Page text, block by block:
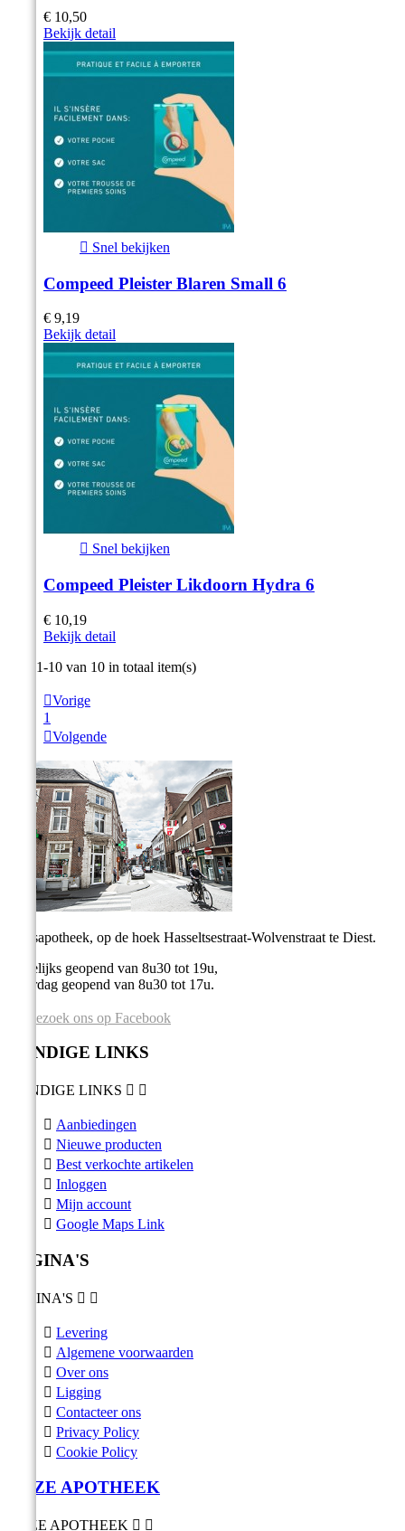
€ 10,50
Bekijk detail
 Snel bekijken
Compeed Pleister Blaren Small 6
€ 9,19
Bekijk detail
 Snel bekijken
Compeed Pleister Likdoorn Hydra 6
€ 10,19
Bekijk detail
Item 1-10 van 10 in totaal item(s)
Vorige
1
Volgende
Stadsapotheek, op de hoek Hasseltsestraat-Wolvenstraat te Diest.
Dagelijks geopend van 8u30 tot 19u,
Zaterdag geopend van 8u30 tot 17u.
Bezoek ons op Facebook
HANDIGE LINKS
HANDIGE LINKS  
 Aanbiedingen
 Nieuwe producten
 Best verkochte artikelen
 Inloggen
 Mijn account
 Google Maps Link
PAGINA'S
PAGINA'S  
 Levering
 Algemene voorwaarden
 Over ons
 Ligging
 Contacteer ons
 Privacy Policy
 Cookie Policy
ONZE APOTHEEK
ONZE APOTHEEK  